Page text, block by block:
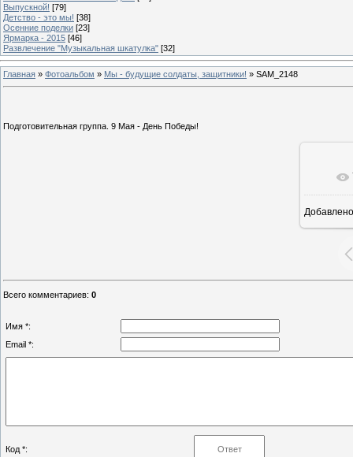
Выпускной! [79]
Детство - это мы! [38]
Осенние поделки [23]
Ярмарка - 2015 [46]
Развлечение "Музыкальная шкатулка" [32]
Главная » Фотоальбом » Мы - будущие солдаты, защитники! » SAM_2148
Подготовительная группа. 9 Мая - День Победы!
Добавлено
Всего комментариев: 0
Имя *:
Email *:
Код *: